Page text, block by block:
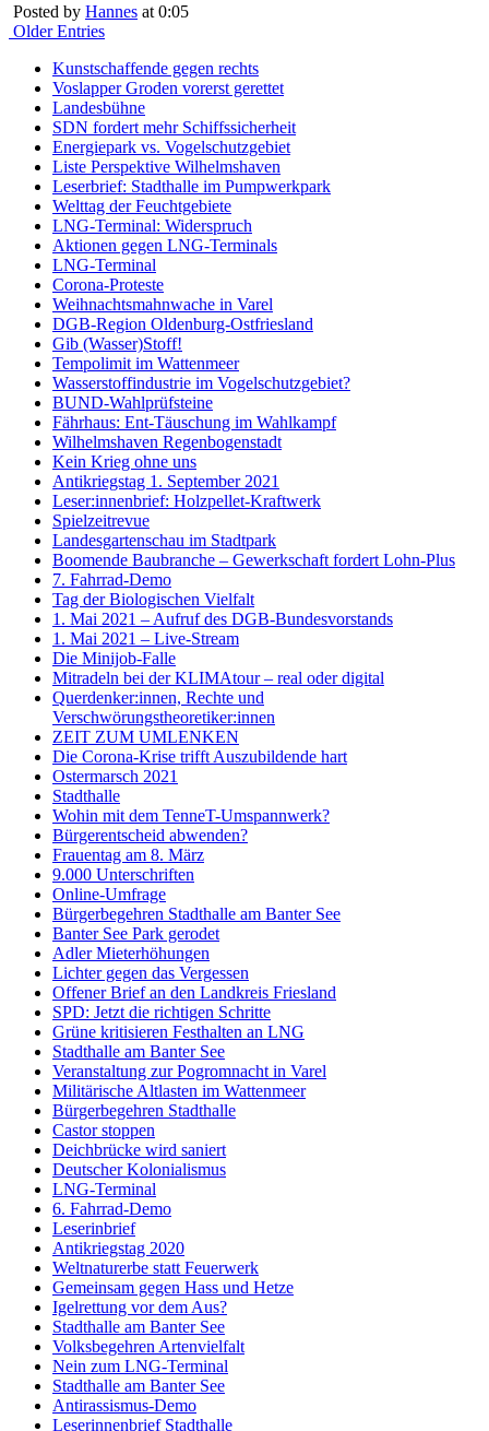
Posted by Hannes at 0:05
Older Entries
Kunstschaffende gegen rechts
Voslapper Groden vorerst gerettet
Landesbühne
SDN fordert mehr Schiffssicherheit
Energiepark vs. Vogelschutzgebiet
Liste Perspektive Wilhelmshaven
Leserbrief: Stadthalle im Pumpwerkpark
Welttag der Feuchtgebiete
LNG-Terminal: Widerspruch
Aktionen gegen LNG-Terminals
LNG-Terminal
Corona-Proteste
Weihnachtsmahnwache in Varel
DGB-Region Oldenburg-Ostfriesland
Gib (Wasser)Stoff!
Tempolimit im Wattenmeer
Wasserstoffindustrie im Vogelschutzgebiet?
BUND-Wahlprüfsteine
Fährhaus: Ent-Täuschung im Wahlkampf
Wilhelmshaven Regenbogenstadt
Kein Krieg ohne uns
Antikriegstag 1. September 2021
Leser:innenbrief: Holzpellet-Kraftwerk
Spielzeitrevue
Landesgartenschau im Stadtpark
Boomende Baubranche – Gewerkschaft fordert Lohn-Plus
7. Fahrrad-Demo
Tag der Biologischen Vielfalt
1. Mai 2021 – Aufruf des DGB-Bundesvorstands
1. Mai 2021 – Live-Stream
Die Minijob-Falle
Mitradeln bei der KLIMAtour – real oder digital
Querdenker:innen, Rechte und
Verschwörungstheoretiker:innen
ZEIT ZUM UMLENKEN
Die Corona-Krise trifft Auszubildende hart
Ostermarsch 2021
Stadthalle
Wohin mit dem TenneT-Umspannwerk?
Bürgerentscheid abwenden?
Frauentag am 8. März
9.000 Unterschriften
Online-Umfrage
Bürgerbegehren Stadthalle am Banter See
Banter See Park gerodet
Adler Mieterhöhungen
Lichter gegen das Vergessen
Offener Brief an den Landkreis Friesland
SPD: Jetzt die richtigen Schritte
Grüne kritisieren Festhalten an LNG
Stadthalle am Banter See
Veranstaltung zur Pogromnacht in Varel
Militärische Altlasten im Wattenmeer
Bürgerbegehren Stadthalle
Castor stoppen
Deichbrücke wird saniert
Deutscher Kolonialismus
LNG-Terminal
6. Fahrrad-Demo
Leserinbrief
Antikriegstag 2020
Weltnaturerbe statt Feuerwerk
Gemeinsam gegen Hass und Hetze
Igelrettung vor dem Aus?
Stadthalle am Banter See
Volksbegehren Artenvielfalt
Nein zum LNG-Terminal
Stadthalle am Banter See
Antirassismus-Demo
Leserinnenbrief Stadthalle